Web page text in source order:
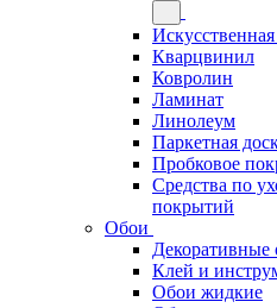
Искусственная
Кварцвинил
Ковролин
Ламинат
Линолеум
Паркетная
Пробковое
Средства по
покрытий
Обои
Декоративные
Клей и
Обои жидкие